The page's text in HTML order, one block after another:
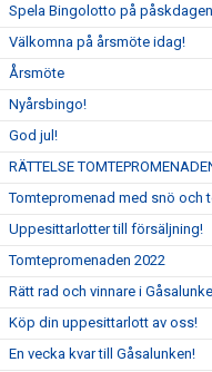
Spela Bingolotto på
Välkomna på årsmöte idag!
Årsmöte
Nyårsbingo!
God jul!
RÄTTELSE
Tomtepromenad med snö och
Uppesittarlotter till försäljning!
Tomtepromenaden 2022
Rätt rad och vinnare i
Köp din uppesittarlott av oss!
En vecka kvar till Gåsalunken!